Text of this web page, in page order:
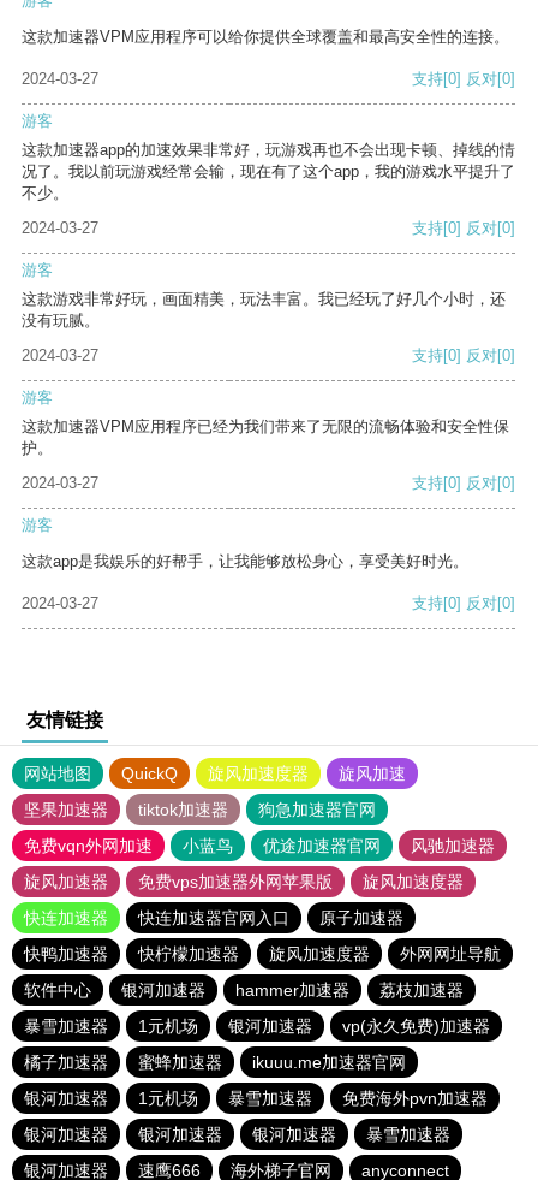
这款加速器VPM应用程序可以给你提供全球覆盖和最高安全性的连接。
2024-03-27 支持[0] 反对[0]
游客
这款加速器app的加速效果非常好，玩游戏再也不会出现卡顿、掉线的情
况了。我以前玩游戏经常会输，现在有了这个app，我的游戏水平提升了
不少。
2024-03-27
支持[0] 反对[0]
游客
这款游戏非常好玩，画面精美，玩法丰富。我已经玩了好几个小时，还
没有玩腻。
2024-03-27
支持[0] 反对[0]
游客
这款加速器VPM应用程序已经为我们带来了无限的流畅体验和安全性保
护。
2024-03-27
支持[0] 反对[0]
游客
这款app是我娱乐的好帮手，让我能够放松身心，享受美好时光。
2024-03-27 支持[0] 反对[0]
友情链接
网站地图 QuickQ 旋风加速度器
旋风加速
坚果加速器
tiktok加速器
狗急加速器官网
免费vqn外网加速
小蓝鸟 优途加速器官网
风驰加速器
旋风加速器
免费vps加速器外网苹果版
旋风加速度器
快连加速器
快连加速器官网入口
原子加速器
快鸭加速器
快柠檬加速器 旋风加速度器
外网网址导航
软件中心
银河加速器 hammer加速器
荔枝加速器
暴雪加速器
1元机场 银河加速器
vp(永久免费)加速器
橘子加速器
蜜蜂加速器
ikuuu.me加速器官网
银河加速器
1元机场 暴雪加速器
免费海外pvn加速器
银河加速器
银河加速器 银河加速器
暴雪加速器
银河加速器
速鹰666 海外梯子官网 anyconnect